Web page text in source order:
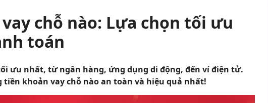
chỗ nào: Lựa chọn tối ưu
toán
ưu nhất, từ ngân hàng, ứng dụng di động, đến ví điện tử.
tiền khoản vay chỗ nào an toàn và hiệu quả nhất!